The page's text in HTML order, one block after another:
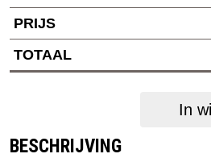
In
BESCHRIJVING